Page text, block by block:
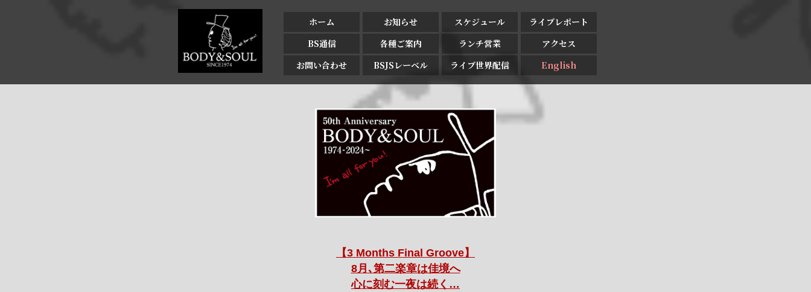
ホーム お知らせ スケジュール
ライブレポート
BS通信
各種ご案内 ランチ営業
アクセス
お問い合わせ
BSJSレーベル ライブ世界配信 English
【3 Months Final Groove】
8月､第二楽章は佳境へ
心に刻む一夜は続く…